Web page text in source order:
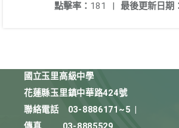
最後更新日期
點擊率： 181 |
國立玉里高級中學
花蓮縣玉里鎮中華路424號
聯絡電話
03-8886171~5